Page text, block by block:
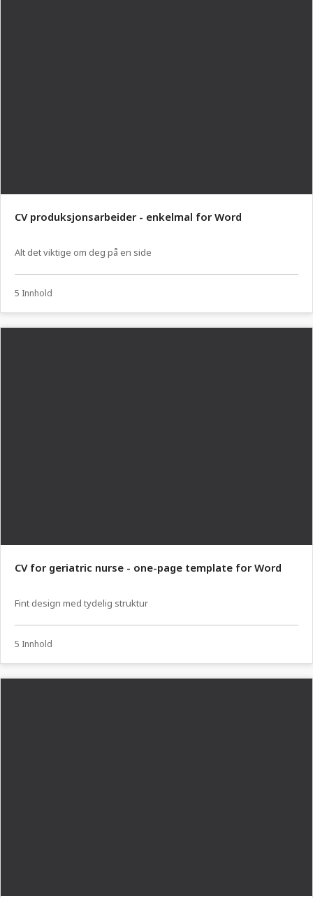
CV produksjonsarbeider - enkelmal for Word
Alt det viktige om deg på en side
5 Innhold
CV for geriatric nurse - one-page template for Word
Fint design med tydelig struktur
5 Innhold